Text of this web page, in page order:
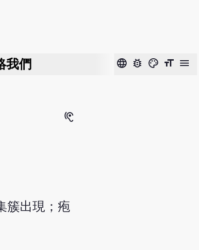
我們 language bug_report color_lens format_size menu
hearing
簇出現；疱